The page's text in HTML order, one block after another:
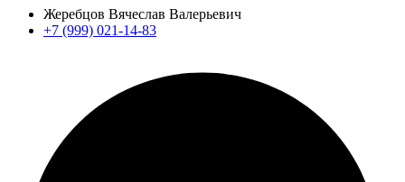
Жеребцов Вячеслав Валерьевич
+7 (999) 021-14-83